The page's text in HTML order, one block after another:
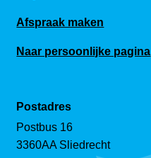
Afspraak maken
Naar persoonlijke pagina
Postadres
Postbus 16
3360AA Sliedrecht